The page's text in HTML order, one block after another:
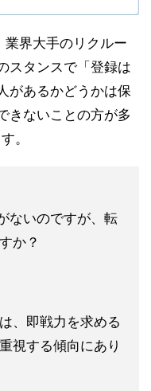
業界大手のリクルー
スタンスで「登録は
があるかどうかは保
きないことの方が多
。
ないのですが、転
か？
、即戦力を求める
視する傾向にあり